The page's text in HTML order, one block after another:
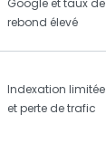
Google et taux de
rebond élevé
Indexation limitée
et perte de trafic